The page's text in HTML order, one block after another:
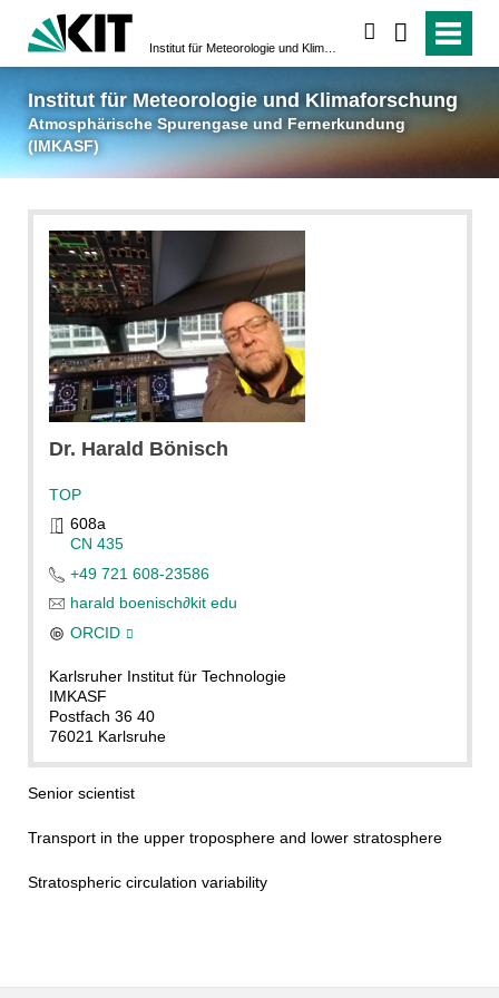
Institut für Meteorologie und Klimaforschung
Atmosphärische Spurengase und Fernerkundung
(IMKASF)
Dr. Harald Bönisch
TOP
608a
CN 435
+49 721 608-23586
harald boenisch∂kit edu
ORCID
Karlsruher Institut für Technologie
IMKASF
Postfach 36 40
76021 Karlsruhe
Senior scientist
Transport in the upper troposphere and lower stratosphere
Stratospheric circulation variability